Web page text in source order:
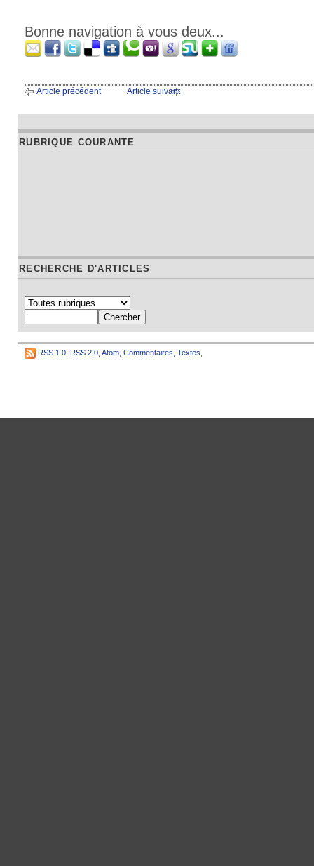
Bonne navigation à vous deux...
Article précédent Article suivant
RUBRIQUE COURANTE
RECHERCHE D'ARTICLES
RSS 1.0 RSS 2.0 Atom Commentaires Textes